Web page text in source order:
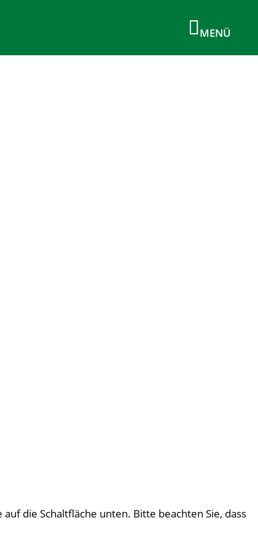
die Schaltfläche unten. Bitte beachten Sie, dass